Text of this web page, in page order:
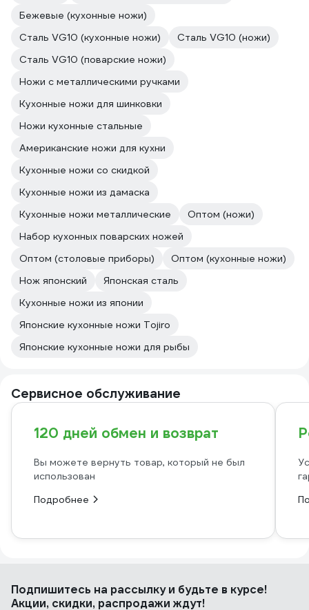
Бежевые (кухонные ножи)
Сталь VG10 (кухонные ножи)
Сталь VG10 (ножи)
Сталь VG10 (поварские ножи)
Ножи с металлическими ручками
Кухонные ножи для шинковки
Ножи кухонные стальные
Американские ножи для кухни
Кухонные ножи со скидкой
Кухонные ножи из дамаска
Кухонные ножи металлические
Оптом (ножи)
Набор кухонных поварских ножей
Оптом (столовые приборы)
Оптом (кухонные ножи)
Нож японский
Японская сталь
Кухонные ножи из японии
Японские кухонные ножи Tojiro
Японские кухонные ножи для рыбы
Сервисное обслуживание
120 дней обмен и возврат
Вы можете вернуть товар, который не был
использован
Подробнее
Подпишитесь на рассылкуи будьте в курсе!
Акции, скидки, распродажи ждут!